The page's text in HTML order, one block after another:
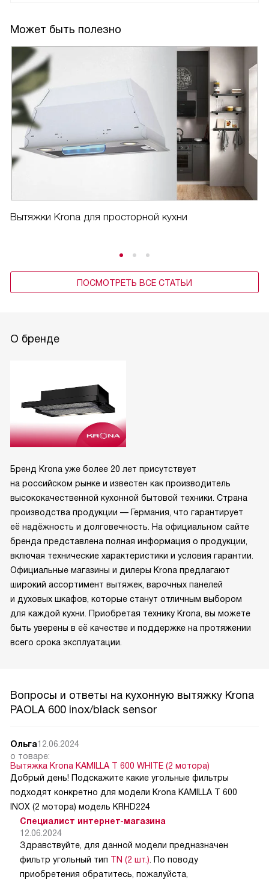
Может быть полезно
Вытяжки Krona для просторной кухни
ПОСМОТРЕТЬ ВСЕ СТАТЬИ
О бренде
Бренд Krona уже более 20 лет присутствует
на российском рынке и известен как производитель
высококачественной кухонной бытовой техники. Страна
производства продукции — Германия, что гарантирует
её надёжность и долговечность. На официальном сайте
бренда представлена полная информация о продукции,
включая технические характеристики и условия гарантии.
Официальные магазины и дилеры Krona предлагают
широкий ассортимент вытяжек, варочных панелей
и духовых шкафов, которые станут отличным выбором
для каждой кухни. Приобретая технику Krona, вы можете
быть уверены в её качестве и поддержке на протяжении
всего срока эксплуатации.
Вопросы и ответы на кухонную вытяжку Krona
PAOLA 600 inox/black sensor
Ольга12.06.2024
о товаре:
Вытяжка Krona KAMILLA T 600 WHITE (2 мотора)
Добрый день! Подскажите какие угольные фильтры
подходят конкретно для модели Krona KAMILLA T 600
INOX (2 мотора) модель KRHD224
Специалист интернет-магазина
12.06.2024
Здравствуйте, для данной модели предназначен
фильтр угольный тип TN (2 шт.). По поводу
приобретения обратитесь, пожалуйста,